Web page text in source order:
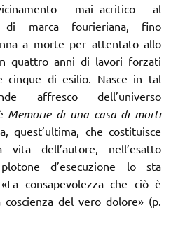
– mai acritico – al
di marca fourieriana, fino
a morte per attentato allo
quattro anni di lavori forzati
cinque di esilio. Nasce in tal
affresco dell’universo
Memorie di una casa di morti
quest’ultima, che costituisce
vita dell’autore, nell’esatto
d’esecuzione lo sta
consapevolezza che ciò è
del vero dolore» (p.